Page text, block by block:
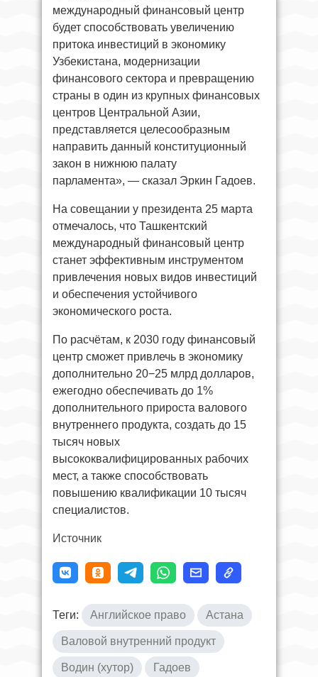
международный финансовый центр
будет способствовать увеличению
притока инвестиций в экономику
Узбекистана, модернизации
финансового сектора и превращению
страны в один из крупных финансовых
центров Центральной Азии,
представляется целесообразным
направить данный конституционный
закон в нижнюю палату
парламента», — сказал Эркин Гадоев.
На совещании у президента 25 марта
отмечалось, что Ташкентский
международный финансовый центр
станет эффективным инструментом
привлечения новых видов инвестиций
и обеспечения устойчивого
экономического роста.
По расчётам, к 2030 году финансовый
центр сможет привлечь в экономику
дополнительно 20−25 млрд долларов,
ежегодно обеспечивать до 1%
дополнительного прироста валового
внутреннего продукта, создать до 15
тысяч новых
высококвалифицированных рабочих
мест, а также способствовать
повышению квалификации 10 тысяч
специалистов.
Источник
Теги: Английское право Астана
Валовой внутренний продукт
Водин (хутор) Гадоев